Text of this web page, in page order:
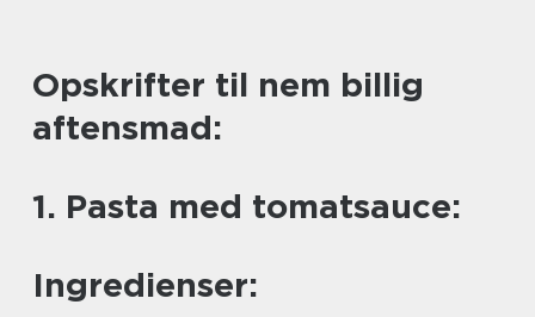
Opskrifter til nem billig
aftensmad:
1. Pasta med tomatsauce:
Ingredienser: